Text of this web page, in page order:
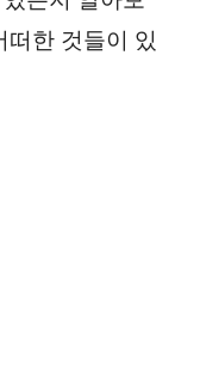
한 것들이 있